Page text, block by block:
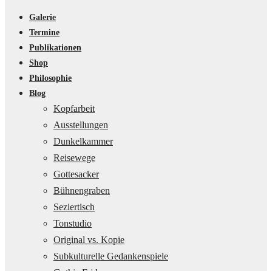
Galerie
Termine
Publikationen
Shop
Philosophie
Blog
Kopfarbeit
Ausstellungen
Dunkelkammer
Reisewege
Gottesacker
Bühnengraben
Seziertisch
Tonstudio
Original vs. Kopie
Subkulturelle Gedankenspiele